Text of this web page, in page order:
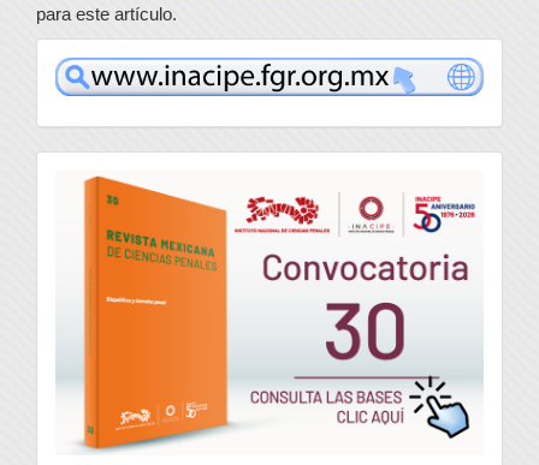
para este artículo.
www
convocatoria